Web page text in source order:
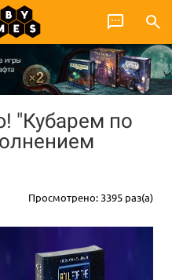
"Кубарем по
Просмотрено: 3395 раз(а)